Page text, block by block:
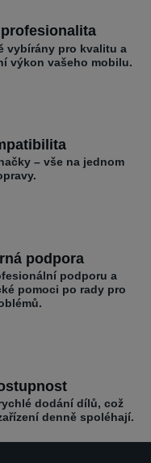
vybírány pro kvalitu a
výkon vašeho mobilu.
– vše na jednom
podpora
podporu a
pomoci po rady pro
dodání dílů, což
denně spoléhají.